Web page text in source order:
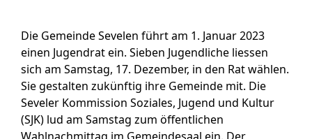
Die Gemeinde Sevelen führt am 1. Januar 2023
einen Jugendrat ein. Sieben Jugendliche liessen
sich am Samstag, 17. Dezember, in den Rat wählen.
Sie gestalten zukünftig ihre Gemeinde mit. Die
Seveler Kommission Soziales, Jugend und Kultur
(SJK) lud am Samstag zum öffentlichen